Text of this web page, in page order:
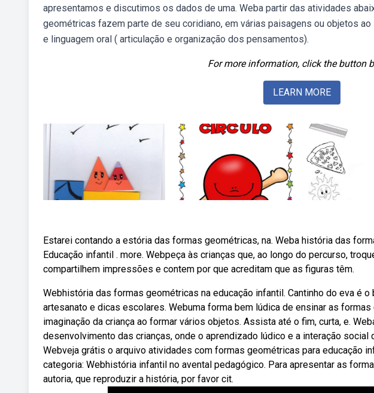
apresentamos e discutimos os dados de uma. Weba partir das atividades
geométricas fazem parte de seu coridiano, em várias paisagens ou objetos
e linguagem oral ( articulação e organização dos pensamentos).
For more information, click the button
LEARN MORE
Estarei contando a estória das formas geométricas, na. Weba história das
Educação infantil ️. more. Webpeça às crianças que, ao longo do percurso,
compartilhem impressões e contem por que acreditam que as figuras têm.
Webhistória das formas geométricas na educação infantil. Cantinho do eva é
artesanato e dicas escolares. Webuma forma bem lúdica de ensinar as
imaginação da criança ao formar vários objetos. Assista até o fim, curta, e.
desenvolvimento das crianças, onde o aprendizado lúdico e a interação social
Webveja grátis o arquivo atividades com formas geométricas para educação
categoria: Webhistória infantil no avental pedagógico. Para apresentar as
autoria, que reproduzir a história, por favor cit.